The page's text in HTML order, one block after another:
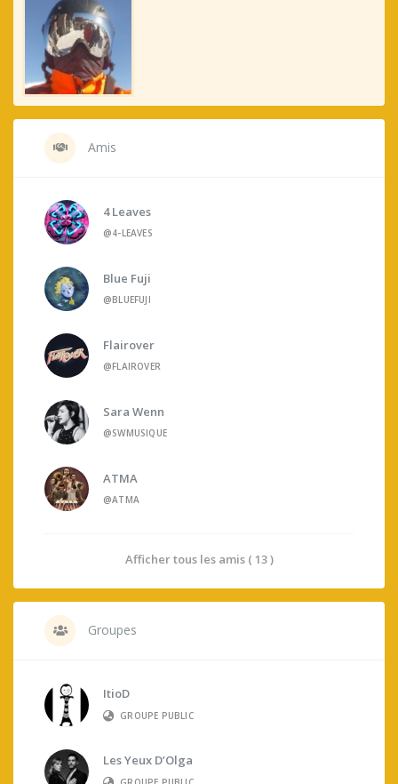
Amis
4 Leaves
@4-LEAVES
Blue Fuji
@BLUEFUJI
Flairover
@FLAIROVER
Sara Wenn
@SWMUSIQUE
ATMA
@ATMA
Afficher tous les amis ( 13 )
Groupes
ItioD
GROUPE PUBLIC
Les Yeux D’Olga